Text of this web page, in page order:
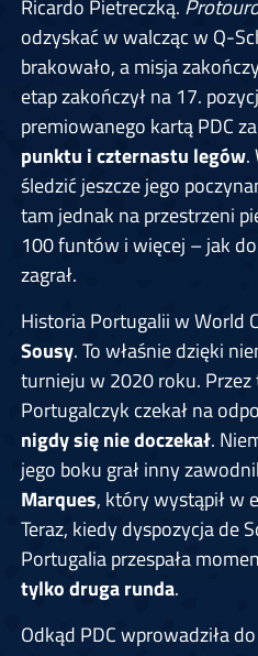
Ricardo Pietreczką.
odzyskać w walcząc w Q-
brakowało, a misja
etap zakończył na 17.
premiowanego kartą PDC
punktu i czternastu legów.
śledzić jeszcze jego
tam jednak na przestrzeni
100 funtów i więcej – jak
zagrał.
Historia Portugalii w World
Sousy. To właśnie dzięki
turnieju w 2020 roku.
Portugalczyk czekał na
nigdy się nie doczekał.
jego boku grał inny
Marques, który wystąpił w
Teraz, kiedy dyspozycja de
Portugalia przespała
tylko druga runda.
Odkąd PDC wprowadziła